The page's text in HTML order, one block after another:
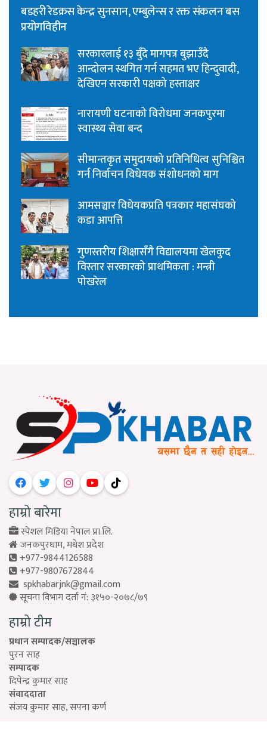
बडहरी रेडक्रस केन्द्र सुनसान, एम्बुलेन्स र रक्त संकलन बस
प्रयोगविहीन
सरकारलाई १३ बुँदे मागपत्र बुझाउँदै
आन्दोलन स्थगित गर्न सहमत भए हिन्दुवादी,
देखिएन सरकारी पक्षको हस्ताक्षर
नारायणी घटनाको विरोधमा जनकपुरमा
स्वास्थ्य सेवा बन्द
सीमान्तकृत समुदायको प्रतिनिधित्व सुनिश्चित
गर्न निर्वाचन विधेयक संशोधनको माग
आमसञ्चार विधेयकप्रति पत्रकार महासंघको
कडा आपत्ति
गुणस्तरीय शिक्षासँगै विद्यालयमा खेलकुद
विस्तार सरकारको प्राथमिकता : मन्त्री
पोखरेल
हाम्रो बारेमा
स्पेशल मिडिया नेपाल प्रा.लि.
जनकपुरधाम, मधेश प्रदेश
+977-9844126588
+977-9807672844
spkhabarjnk@gmail.com
सूचना विभाग दर्ता नं: ३१५०-२०७८/७९
हाम्रो टीम
प्रधान सम्पादक/सञ्चालक
पुरन साह
सम्पादक
दिपेन्द्र कुमार साह
संवाददाता
संजय कुमार साह, सपना कर्ण